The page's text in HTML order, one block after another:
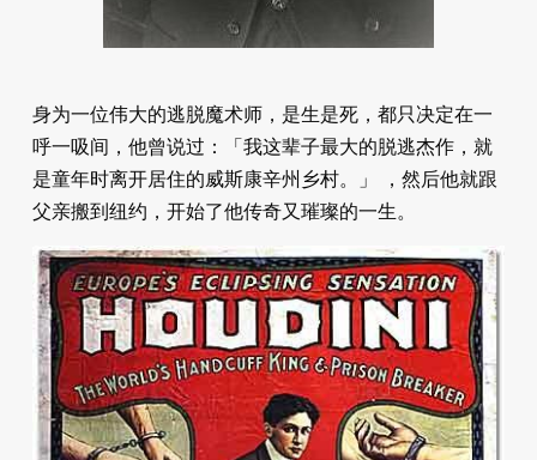
身为一位伟大的逃脱魔术师，是生是死，都只决定在一
呼一吸间，他曾说过：「我这辈子最大的脱逃杰作，就
是童年时离开居住的威斯康辛州乡村。」 ，然后他就跟
父亲搬到纽约，开始了他传奇又璀璨的一生。